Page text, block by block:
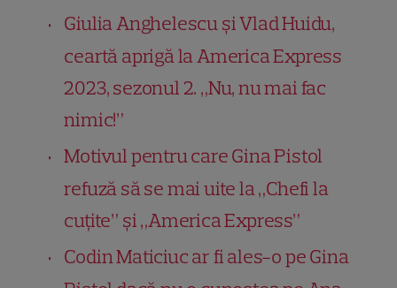
Giulia Anghelescu și Vlad Huidu,
ceartă aprigă la America Express
2023, sezonul 2. „Nu, nu mai fac
nimic!”
Motivul pentru care Gina Pistol
refuză să se mai uite la „Chefi la
cuțite” și „America Express”
Codin Maticiuc ar fi ales-o pe Gina